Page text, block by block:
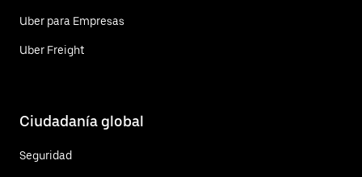
Uber para Empresas
Uber Freight
Ciudadanía global
Seguridad